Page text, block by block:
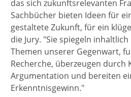
das sich zukunftsrelevanten
Sachbücher bieten Ideen für
gestaltete Zukunft, für ein
die Jury. "Sie spiegeln
Themen unserer Gegenwart,
Recherche, überzeugen durch
Argumentation und bereiten
Erkenntnisgewinn."